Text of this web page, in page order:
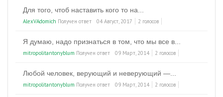
Для того, чтоб наставить кого то на...
AlexVAdomich Получен ответ 04 Август, 2017 2 голосов
Я думаю, надо признаться в том, что мы все в...
mitropolitantonyblum Получен ответ 09 Март, 2014 2 голосов
Любой человек, верующий и неверующий —...
mitropolitantonyblum Получен ответ 09 Март, 2014 2 голосов